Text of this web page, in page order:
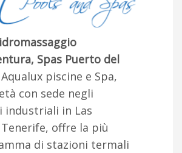
Spas Puerto del
piscine e Spa,
con sede negli
industriali in Las
offre la più
di stazioni termali